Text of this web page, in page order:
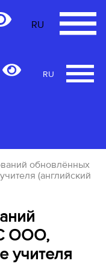
RU
RU
обновлённых
(английский
ООО,
учителя